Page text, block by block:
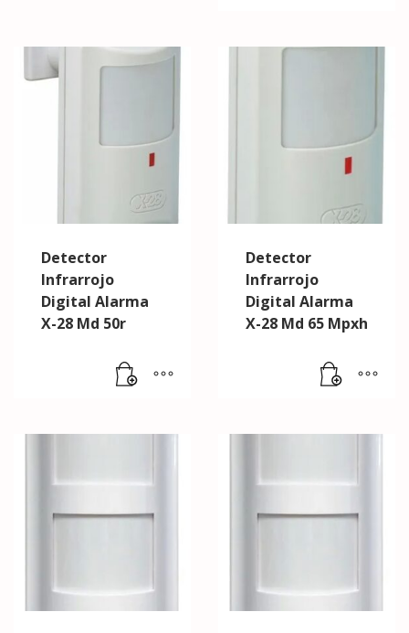
Detector
Infrarrojo
Digital Alarma
X-28 Md 50r
Detector
Infrarrojo
Digital Alarma
X-28 Md 65 Mpxh